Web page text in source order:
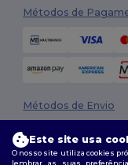
Métodos de
Métodos de Envio
Este site usa
O nosso site utiliza cookies
lembrar as suas